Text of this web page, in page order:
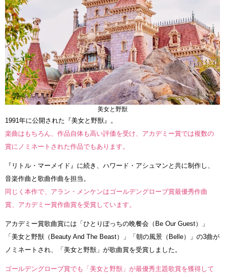
美女と野獣
1991年に公開された『美女と野獣』。
楽曲はもちろん、作品自体も高い評価を受け、アカデミー賞では複数の
賞にノミネートされた作品でもあります。
『リトル・マーメイド』に続き、ハワード・アシュマンと共に制作し、
音楽作曲と歌曲作曲を担当。
同じく本作で、アラン・メンケンはゴールデングローブ賞最優秀作曲
賞、アカデミー賞作曲賞を受賞しています。
アカデミー賞歌曲賞には「ひとりぼっちの晩餐会（Be Our Guest）」
「美女と野獣（Beauty And The Beast）」「朝の風景（Belle）」の3曲が
ノミネートされ、「美女と野獣」が歌曲賞を受賞しました。
ゴールデングローブ賞でも「美女と野獣」が最優秀主題歌賞を獲得して